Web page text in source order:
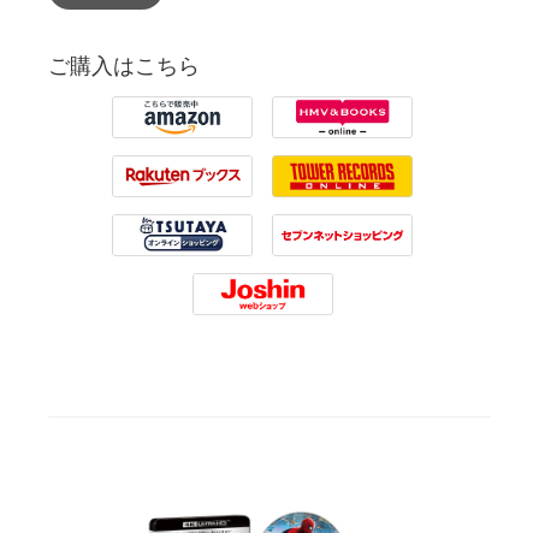
ご購入はこちら
Amazon HMV
Rakuten Tower Records
Tsutaya 7net
Joshin